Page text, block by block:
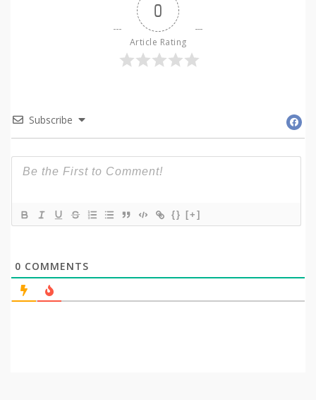
0
Article Rating
Subscribe
{} [+]
0 COMMENTS